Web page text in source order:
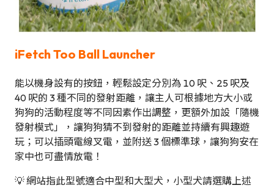
iFetch Too Ball Launcher
能以機身設有的按鈕，輕鬆設定分別為 10 呎、25 呎及
40 呎的 3 種不同的發射距離，讓主人可根據地方大小或
狗狗的活動程度等不同因素作出調整，更額外加設「隨機
發射模式」，讓狗狗猜不到發射的距離並持續有興趣遊
玩；可以插頭電線叉電，並附送 3 個標準球，讓狗狗安在
家中也可盡情放電！
💡 網站指此型號適合中型和大型犬，小型犬請選購上述